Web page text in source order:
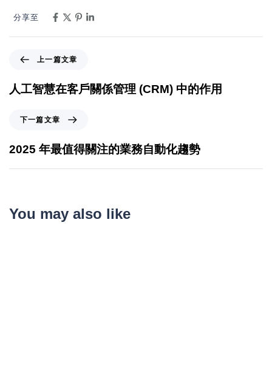
分享至
上一篇文章
人工智慧在客戶關係管理 (CRM) 中的作用
下一篇文章
2025 年最值得關注的業務自動化趨勢
You may also like